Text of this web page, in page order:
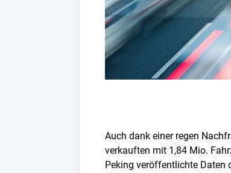
Auch dank einer regen
verkauften mit 1,84 Mio.
Peking veröffentlichte Daten